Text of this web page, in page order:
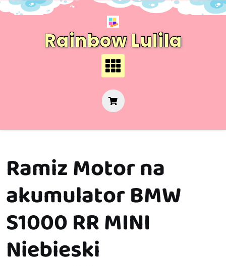
Skip
Rainbow Lulila
Ramiz Motor na
akumulator BMW
S1000 RR MINI
Niebieski